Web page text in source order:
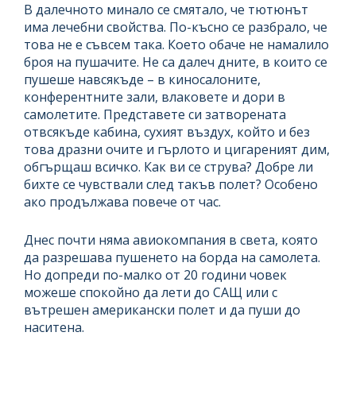
В далечното минало се смятало, че тютюнът
има лечебни свойства. По-късно се разбрало, че
това не е съвсем така. Което обаче не намалило
броя на пушачите. Не са далеч дните, в които се
пушеше навсякъде – в киносалоните,
конферентните зали, влаковете и дори в
самолетите. Представете си затворената
отвсякъде кабина, сухият въздух, който и без
това дразни очите и гърлото и цигареният дим,
обгърщаш всичко. Как ви се струва? Добре ли
бихте се чувствали след такъв полет? Особено
ако продължава повече от час.
Днес почти няма авиокомпания в света, която
да разрешава пушенето на борда на самолета.
Но допреди по-малко от 20 години човек
можеше спокойно да лети до САЩ или с
вътрешен американски полет и да пуши до
наситена.